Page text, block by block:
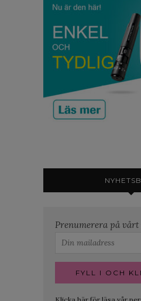
Prenumerera på vårt